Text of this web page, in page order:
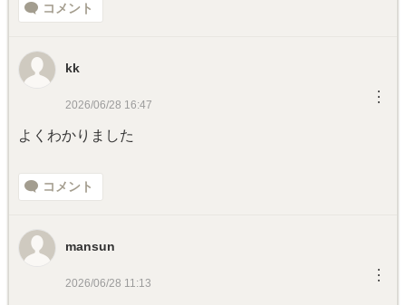
コメント
kk
2026/06/28 16:47 ︙
よくわかりました
コメント
mansun
2026/06/28 11:13 ︙